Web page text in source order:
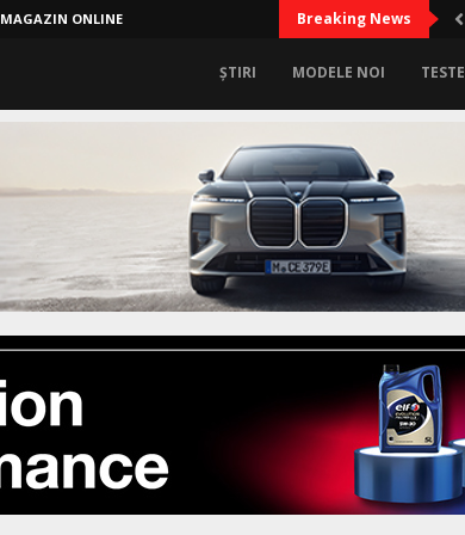
MAGAZIN ONLINE Breaking News
ȘTIRI MODELE NOI TESTE